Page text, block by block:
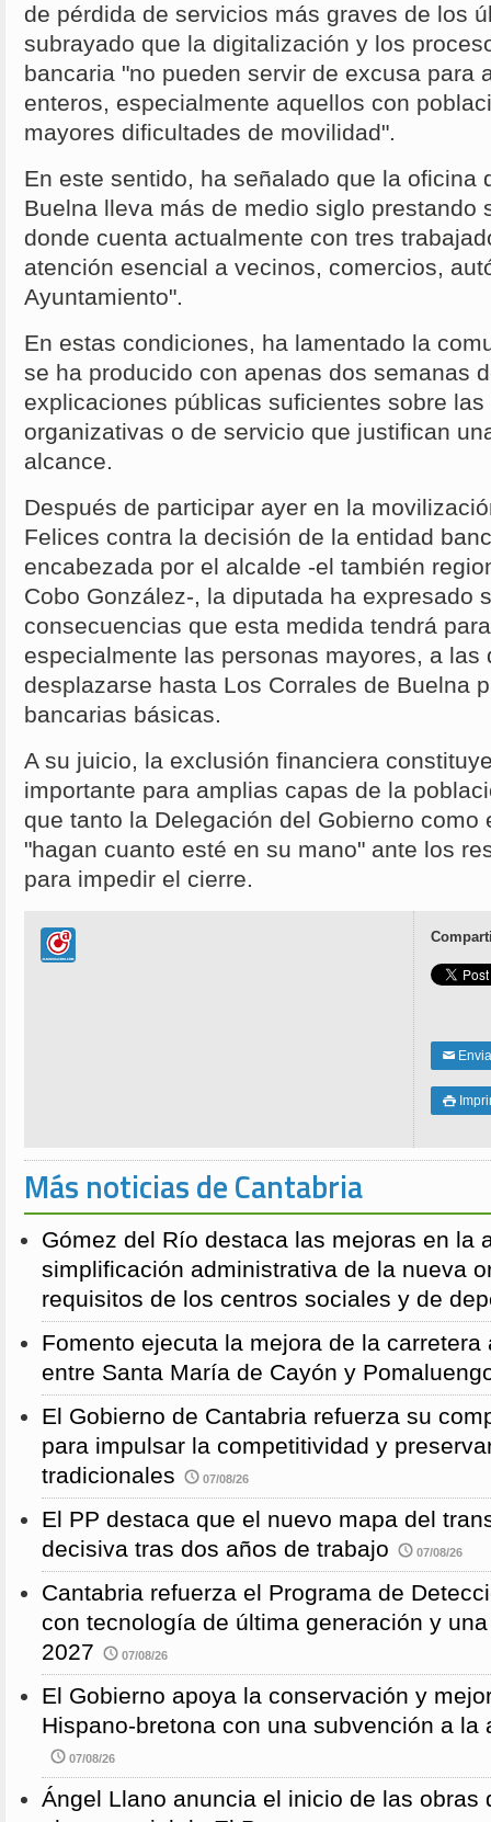
de pérdida de servicios más graves de los
subrayado que la digitalización y los
bancaria "no pueden servir de excusa para
enteros, especialmente aquellos con
mayores dificultades de movilidad".
En este sentido, ha señalado que la oficina
Buelna lleva más de medio siglo prestando
donde cuenta actualmente con tres
atención esencial a vecinos, comercios,
Ayuntamiento".
En estas condiciones, ha lamentado la
se ha producido con apenas dos semanas
explicaciones públicas suficientes sobre
organizativas o de servicio que justifican
alcance.
Después de participar ayer en la
Felices contra la decisión de la entidad
encabezada por el alcalde -el también
Cobo González-, la diputada ha expresado
consecuencias que esta medida tendrá
especialmente las personas mayores, a las
desplazarse hasta Los Corrales de Buelna
bancarias básicas.
A su juicio, la exclusión financiera
importante para amplias capas de la
que tanto la Delegación del Gobierno como
"hagan cuanto esté en su mano" ante los
para impedir el cierre.
✉

Más noticias de Cantabria
Gómez del Río destaca las mejoras en la
simplificación administrativa de la nueva
requisitos de los centros sociales y de
Fomento ejecuta la mejora de la carretera
entre Santa María de Cayón y
El Gobierno de Cantabria refuerza su
para impulsar la competitividad y
tradicionales
07/08/26
El PP destaca que el nuevo mapa del
decisiva tras dos años de trabajo
07/08/26
Cantabria refuerza el Programa de
con tecnología de última generación y
2027
07/08/26
El Gobierno apoya la conservación y
Hispano-bretona con una subvención a la
07/08/26
Ángel Llano anuncia el inicio de las obras